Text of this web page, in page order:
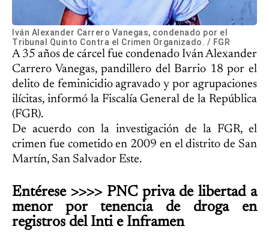
Iván Alexander Carrero Vanegas, condenado por el
Tribunal Quinto Contra el Crimen Organizado. / FGR
A 35 años de cárcel fue condenado Iván Alexander
Carrero Vanegas, pandillero del Barrio 18 por el
delito de feminicidio agravado y por agrupaciones
ilícitas, informó la Fiscalía General de la República
(FGR).
De acuerdo con la investigación de la FGR, el
crimen fue cometido en 2009 en el distrito de San
Martín, San Salvador Este.
Entérese >>>> PNC priva de libertad a
menor por tenencia de droga en
registros del Inti e Inframen